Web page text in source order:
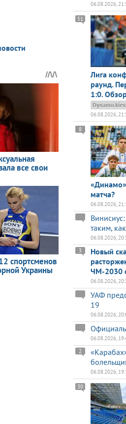
06.08.2026,
Лига
раунд.
1:0.
51
06.08.2026,
матча?
8
06.08.2026,
таким,
06.08.2026,
Новый
ЧМ-2030
3
06.08.2026,
УАФ
19
06.08.2026,
06.08.2026,
2
06.08.2026,
30